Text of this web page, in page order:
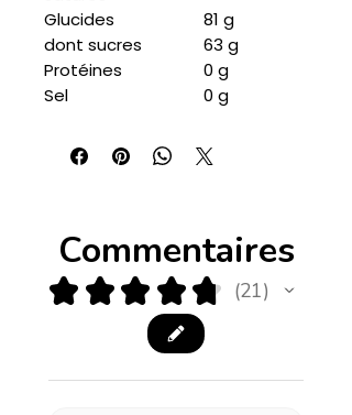
Glucides
81 g
dont sucres
63 g
Protéines
0 g
Sel
0 g
Commentaires
★ ★ ★ ★ ★ 21
21